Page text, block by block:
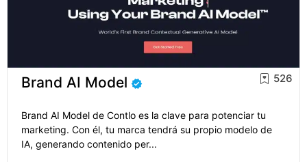
Brand AI Model 526
Brand AI Model de Contlo es la clave para potenciar tu
marketing. Con él, tu marca tendrá su propio modelo de
IA, generando contenido per...